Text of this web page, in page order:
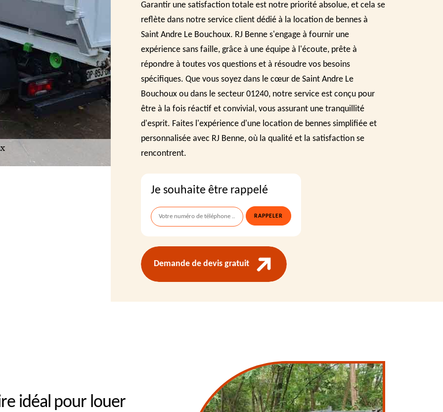
Garantir une satisfaction totale est notre priorité absolue, et cela se
reflète dans notre service client dédié à la location de bennes à
Saint Andre Le Bouchoux. RJ Benne s'engage à fournir une
expérience sans faille, grâce à une équipe à l'écoute, prête à
répondre à toutes vos questions et à résoudre vos besoins
spécifiques. Que vous soyez dans le cœur de Saint Andre Le
Bouchoux ou dans le secteur 01240, notre service est conçu pour
être à la fois réactif et convivial, vous assurant une tranquillité
d'esprit. Faites l'expérience d'une location de bennes simplifiée et
personnalisée avec RJ Benne, où la qualité et la satisfaction se
rencontrent.
Je souhaite être rappelé
Demande de devis gratuit
idéal pour louer